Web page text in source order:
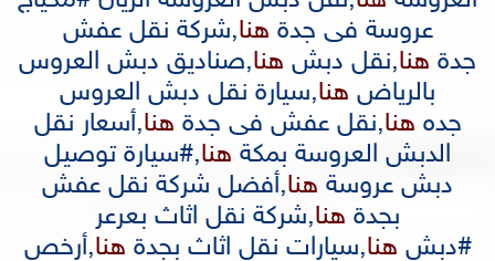
عروسة فى جدة هنا,شركة نقل عفش
جدة هنا,نقل دبش هنا,صناديق دبش العروس
بالرياض هنا,سيارة نقل دبش العروس
جده هنا,نقل عفش فى جدة هنا,أسعار نقل
الدبش العروسة بمكة هنا,#سيارة توصيل
دبش عروسة هنا,أفضل شركة نقل عفش
بجدة هنا,شركة نقل اثاث بعرعر
#دبش هنا,سيارات نقل اثاث بجدة هنا,أرخص